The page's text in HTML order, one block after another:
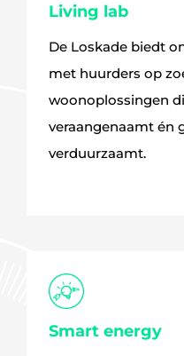
Living lab
De Loskade biedt
met huurders op
woonoplossingen
veraangenaamt én
verduurzaamt.
Smart energy